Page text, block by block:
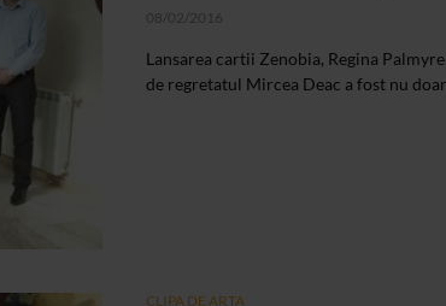
08/02/2016
Lansarea cartii Zenobia, Regina
de regretatul Mircea Deac a fost nu
CLIPA DE ARTA